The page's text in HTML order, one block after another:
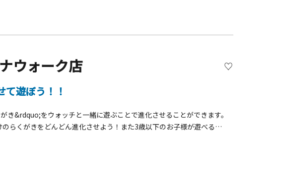
ウォーク店
て遊ぼう！！
き&rdquo;をウォッチと一緒に遊ぶことで進化させることができます。
らくがきをどんどん進化させよう！また3歳以下のお子様が遊べる